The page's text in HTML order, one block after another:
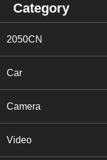
Category
2050CN
Car
Camera
Video